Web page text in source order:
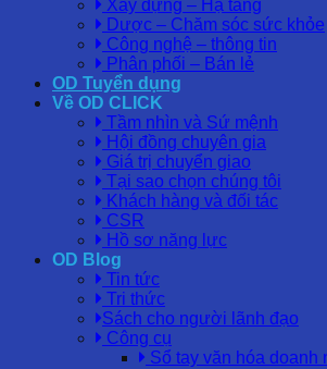
Xây dựng – Hạ tầng
Dược – Chăm sóc sức khỏe
Công nghệ – thông tin
Phân phối – Bán lẻ
OD Tuyển dụng
Về OD CLICK
Tầm nhìn và Sứ mệnh
Hội đồng chuyên gia
Giá trị chuyển giao
Tại sao chọn chúng tôi
Khách hàng và đối tác
CSR
Hồ sơ năng lực
OD Blog
Tin tức
Tri thức
Sách cho người lãnh đạo
Công cụ
Sổ tay văn hóa doanh